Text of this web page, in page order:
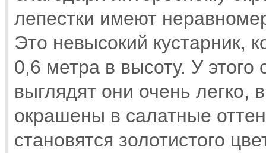
лепестки имеют
Это невысокий кустарник,
0,6 метра в высоту. У этого
выглядят они очень легко,
окрашены в салатные
становятся золотистого